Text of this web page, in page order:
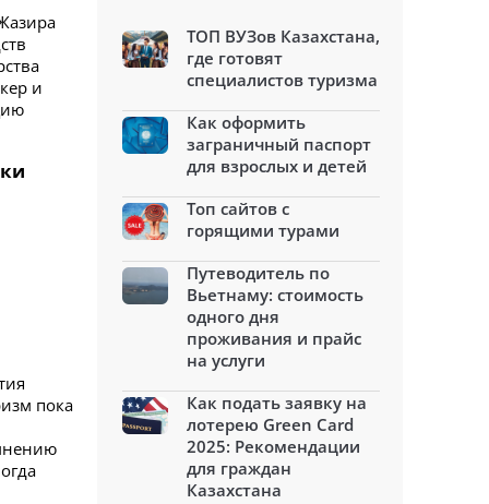
и
пока
ТОП ВУЗов Казахстана,
где готовят
специалистов туризма
Как оформить
заграничный паспорт
для взрослых и детей
Топ сайтов с
горящими турами
Путеводитель по
Вьетнаму: стоимость
одного дня
проживания и прайс
на услуги
Как подать заявку на
лотерею Green Card
2025: Рекомендации
для граждан
Казахстана